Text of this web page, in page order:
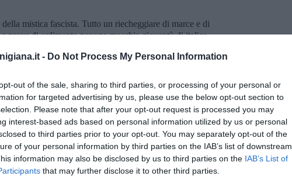
- Do Not Process My Personal Information
out of the sale, sharing to third parties, or processing of your personal or
for targeted advertising by us, please use the below opt-out section to
Please note that after your opt-out request is processed you may
interest-based ads based on personal information utilized by us or personal
to third parties prior to your opt-out. You may separately opt-out of the
of your personal information by third parties on the IAB’s list of downstream
information may also be disclosed by us to third parties on the IAB’s List of
that may further disclose it to other third parties.
mistica fascista. Tutto un riecheggiare di marce e di
prove di ardimento per una maschia gioventù di italica
a riapparire l’Impero. Faccetta nera, bell’Abissina! A
fascista perfetto. Saluto romano e me ne frego.
si son visti. No, meglio il Sabato ebraico e la sua ferma,
indica un giorno. Shabbat”. E allora, dopo un buon
il grido d’incitamento inventato da D’Annunzio, è un